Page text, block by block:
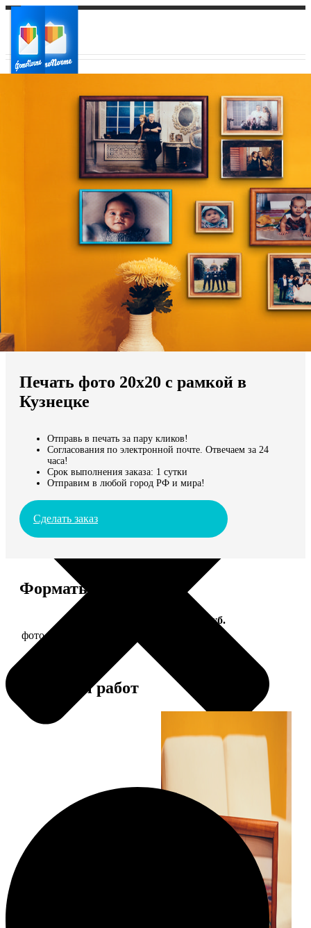
Ваш регион доставки
Выберите из списка:
Мы доставляем по всему миру
Продолжить без города
Печать фото 20х20 с рамкой в
Кузнецке
Отправь в печать за пару кликов!
Согласования по электронной почте. Отвечаем за 24
часа!
Срок выполнения заказа: 1 сутки
Отправим в любой город РФ и мира!
Сделать заказ
Форматы и цены
Цена, руб.
фото 20х20 в деревянной рамке
Примеры работ